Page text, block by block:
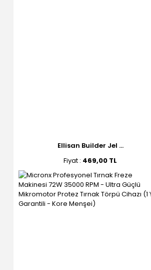
Ellisan Builder Jel ...
Fiyat : 469,00 TL